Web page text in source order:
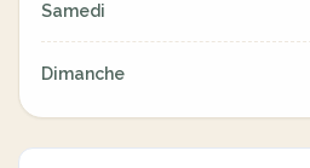
Samedi
Dimanche